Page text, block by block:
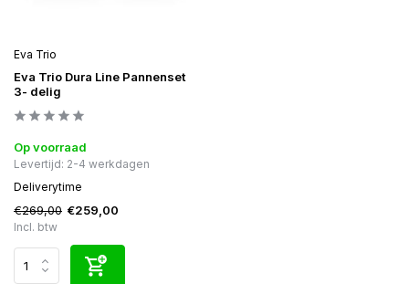
Eva Trio
Eva Trio Dura Line Pannenset
3- delig
Op voorraad
Levertijd: 2-4 werkdagen
Deliverytime
€269,00 €259,00
Incl. btw